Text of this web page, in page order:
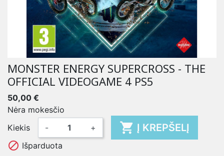
MONSTER ENERGY SUPERCROSS - THE
OFFICIAL VIDEOGAME 4 PS5
50,00 €
Nėra mokesčio
Kiekis
- +  Į KREPŠELĮ
 Išparduota